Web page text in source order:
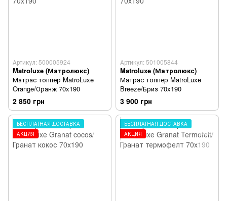
Артикул: 500005924
Matroluxe (Матролюкс)
Матрас топпер MatroLuxe
Orange/Оранж 70x190
2 850 грн
Артикул: 501005844
Matroluxe (Матролюкс)
Матрас топпер MatroLuxe
Breeze/Бриз 70x190
3 900 грн
БЕСПЛАТНАЯ ДОСТАВКА
АКЦИЯ
БЕСПЛАТНАЯ ДОСТАВКА
АКЦИЯ